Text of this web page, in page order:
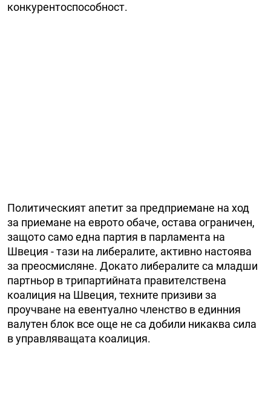
конкурентоспособност.
Политическият апетит за предприемане на ход
за приемане на еврото обаче, остава ограничен,
защото само една партия в парламента на
Швеция - тази на либералите, активно настоява
за преосмисляне. Докато либералите са младши
партньор в трипартийната правителствена
коалиция на Швеция, техните призиви за
проучване на евентуално членство в единния
валутен блок все още не са добили никаква сила
в управляващата коалиция.